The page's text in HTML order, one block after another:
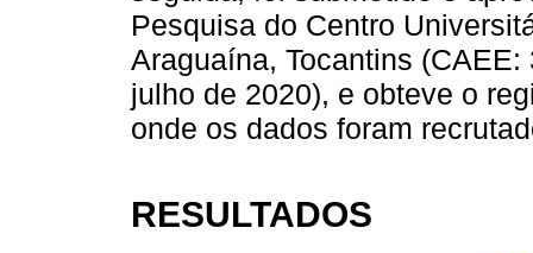
Pesquisa do Centro
Araguaína, Tocantins
julho de 2020), e obteve o
onde os dados foram
RESULTADOS